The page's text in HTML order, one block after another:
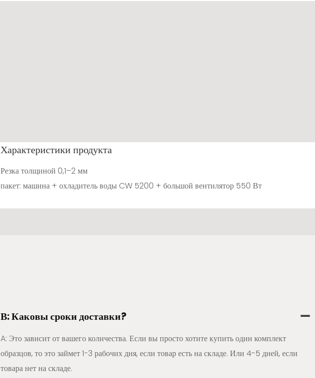
Характеристики продукта
Резка толщиной 0,1–2 мм
пакет: машина + охладитель воды CW 5200 + большой вентилятор 550 Вт
В: Каковы сроки доставки?
A: Это зависит от вашего количества. Если вы просто хотите купить один комплект
образцов, то это займет 1-3 рабочих дня, если товар есть на складе. Или 4-5 дней, если
товара нет на складе.